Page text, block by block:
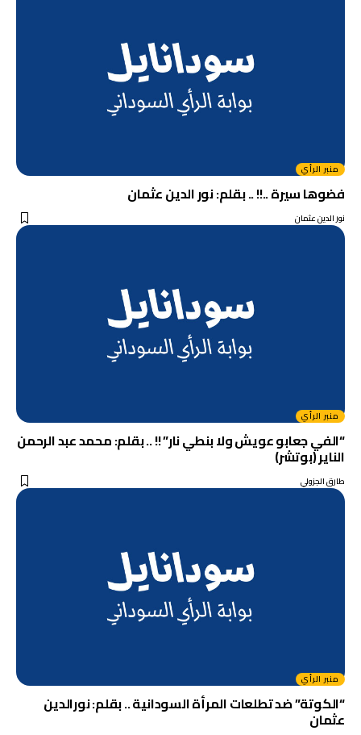
منبر الرأي
فضوها سيرة ..!! .. بقلم: نور الدين عثمان
نور الدين عثمان
منبر الرأي
“الفي جعابو عويش ولا بنطي نار” !! .. بقلم: محمد عبد الرحمن
الناير (بوتشر)
طارق الجزولي
منبر الرأي
“الكوتة” ضد تطلعات المرأة السودانية .. بقلم: نورالدين
عثمان